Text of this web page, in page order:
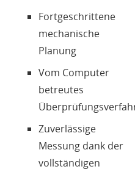
Über uns
Kontakte
Login
Sprache
Fortgeschrittene
mechanische
Planung
Vom Computer
betreutes
Zuverlässige
Messung dank der
vollständigen